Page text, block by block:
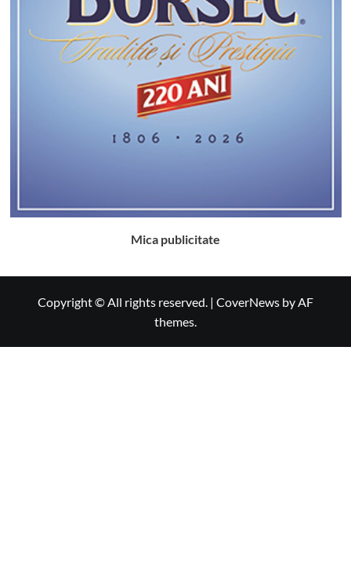
Mica publicitate
Copyright © All rights reserved. | CoverNews by AF
themes.